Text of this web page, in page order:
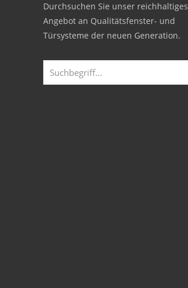
Durchsuchen Sie unser reichhaltiges
Angebot an Qualitätsfenster- und
Türsysteme der neuen Generation.